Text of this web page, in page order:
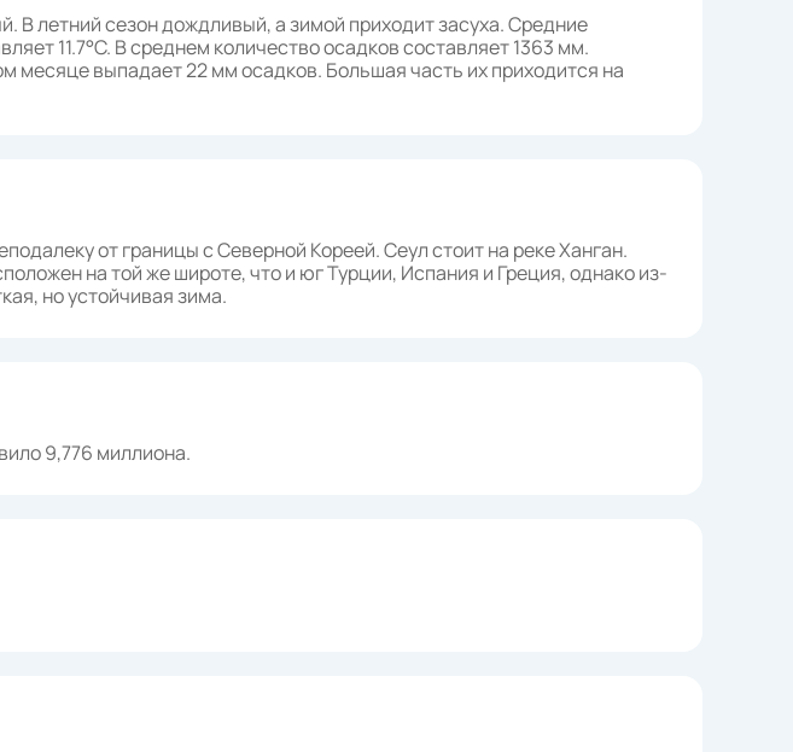
В летний сезон дождливый, а зимой приходит засуха. Средние
11.7°C. В среднем количество осадков составляет 1363 мм.
месяце выпадает 22 мм осадков. Большая часть их приходится на
от границы с Северной Кореей. Сеул стоит на реке Ханган.
на той же широте, что и юг Турции, Испания и Греция, однако из-
но устойчивая зима.
9,776 миллиона.